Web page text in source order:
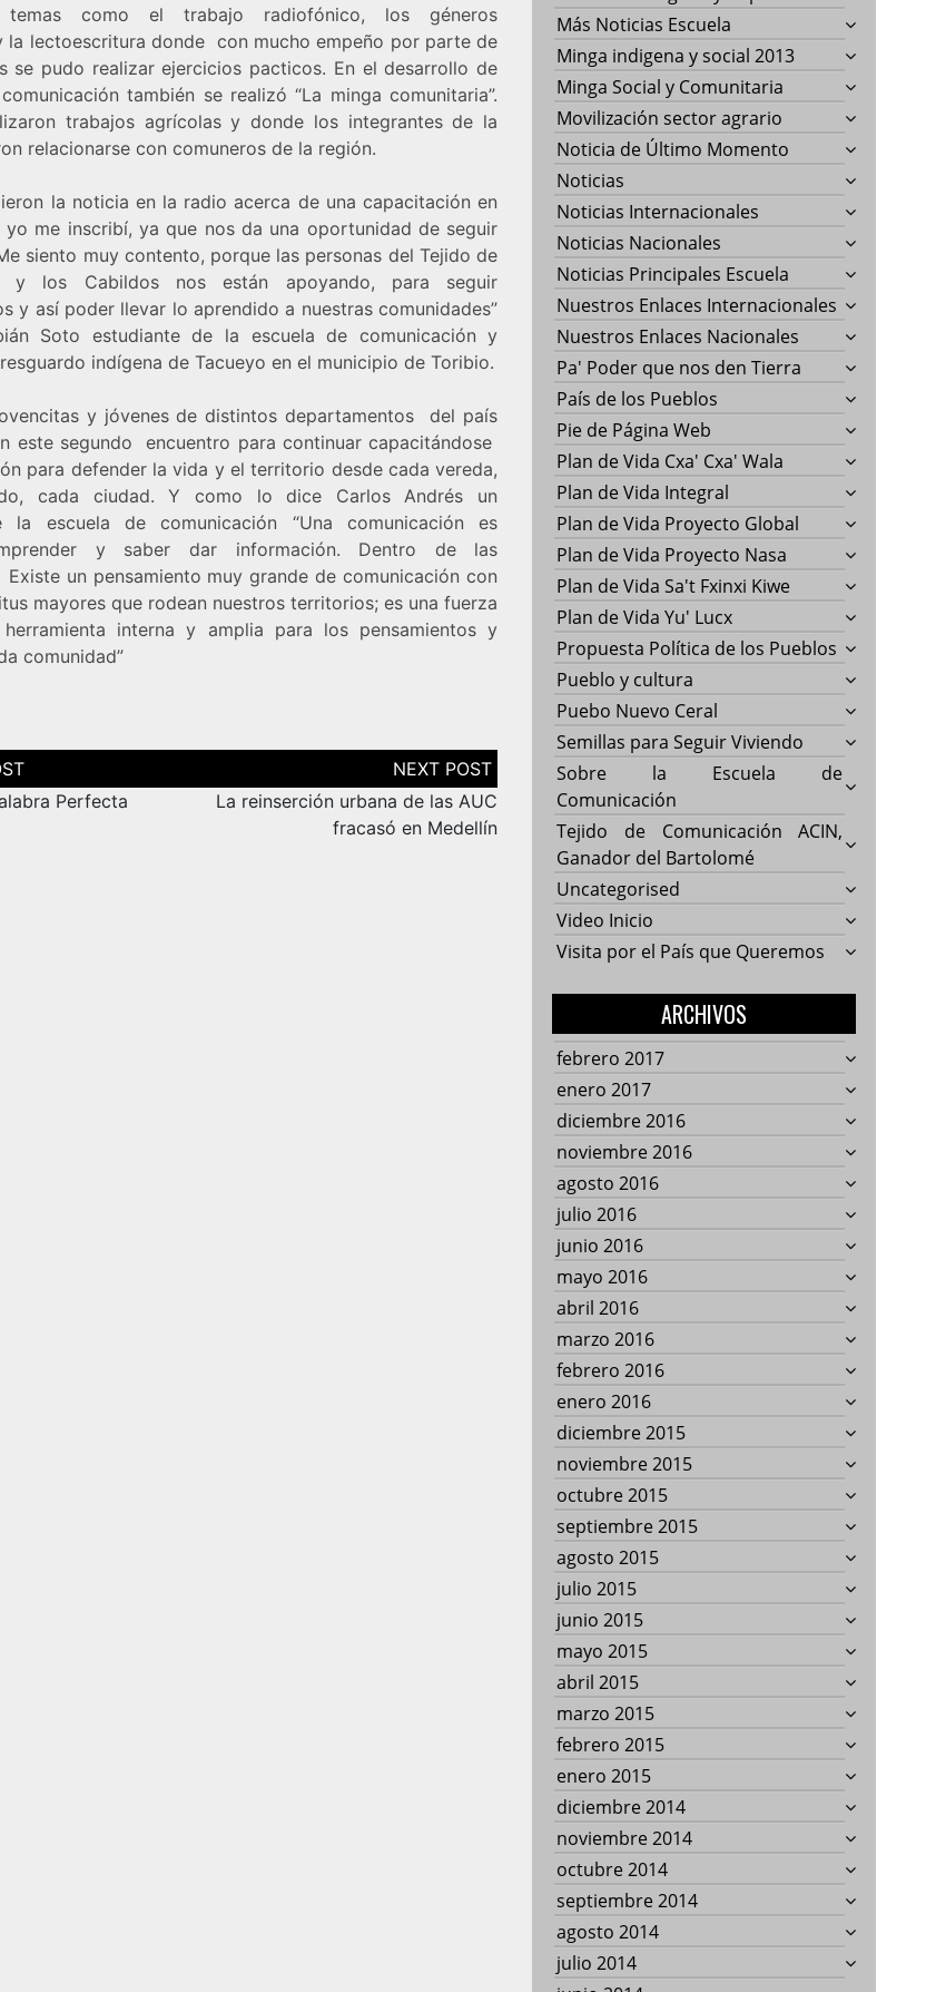
temas como el trabajo radiofónico, los géneros
la lectoescritura donde con mucho empeño por parte de
se pudo realizar ejercicios pacticos. En el desarrollo de
también se realizó “La minga comunitaria”.
trabajos agrícolas y donde los integrantes de la
relacionarse con comuneros de la región.
la noticia en la radio acerca de una capacitación en
yo me inscribí, ya que nos da una oportunidad de seguir
siento muy contento, porque las personas del Tejido de
y los Cabildos nos están apoyando, para seguir
y así poder llevar lo aprendido a nuestras comunidades”
Soto estudiante de la escuela de comunicación y
indígena de Tacueyo en el municipio de Toribio.
y jóvenes de distintos departamentos del país
este segundo encuentro para continuar capacitándose
para defender la vida y el territorio desde cada vereda,
cada ciudad. Y como lo dice Carlos Andrés un
la escuela de comunicación “Una comunicación es
y saber dar información. Dentro de las
un pensamiento muy grande de comunicación con
mayores que rodean nuestros territorios; es una fuerza
interna y amplia para los pensamientos y
comunidad”
Perfecta
La reinserción urbana de las AUC
fracasó en Medellín
Más Noticias Escuela
Minga indigena y social 2013
Minga Social y Comunitaria
Movilización sector agrario
Noticia de Último Momento
Noticias
Noticias Internacionales
Noticias Nacionales
Noticias Principales Escuela
Nuestros Enlaces Internacionales
Nuestros Enlaces Nacionales
Pa' Poder que nos den Tierra
País de los Pueblos
Pie de Página Web
Plan de Vida Cxa' Cxa' Wala
Plan de Vida Integral
Plan de Vida Proyecto Global
Plan de Vida Proyecto Nasa
Plan de Vida Sa't Fxinxi Kiwe
Plan de Vida Yu' Lucx
Propuesta Política de los Pueblos
Pueblo y cultura
Puebo Nuevo Ceral
Semillas para Seguir Viviendo
Sobre la Escuela de
Comunicación
Tejido de Comunicación ACIN,
Ganador del Bartolomé
Uncategorised
Video Inicio
Visita por el País que Queremos
ARCHIVOS
febrero 2017
enero 2017
diciembre 2016
noviembre 2016
agosto 2016
julio 2016
junio 2016
mayo 2016
abril 2016
marzo 2016
febrero 2016
enero 2016
diciembre 2015
noviembre 2015
octubre 2015
septiembre 2015
agosto 2015
julio 2015
junio 2015
mayo 2015
abril 2015
marzo 2015
febrero 2015
enero 2015
diciembre 2014
noviembre 2014
octubre 2014
septiembre 2014
agosto 2014
julio 2014